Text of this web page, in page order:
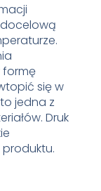
formę
się w
jedna z
Druk